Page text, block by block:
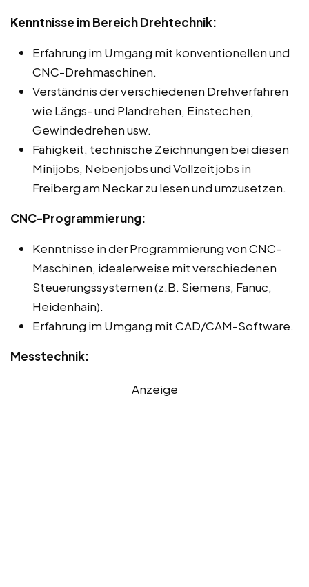
Kenntnisse im Bereich Drehtechnik:
Erfahrung im Umgang mit konventionellen und
CNC-Drehmaschinen.
Verständnis der verschiedenen Drehverfahren
wie Längs- und Plandrehen, Einstechen,
Gewindedrehen usw.
Fähigkeit, technische Zeichnungen bei diesen
Minijobs, Nebenjobs und Vollzeitjobs in
Freiberg am Neckar zu lesen und umzusetzen.
CNC-Programmierung:
Kenntnisse in der Programmierung von CNC-
Maschinen, idealerweise mit verschiedenen
Steuerungssystemen (z.B. Siemens, Fanuc,
Heidenhain).
Erfahrung im Umgang mit CAD/CAM-Software.
Messtechnik:
Anzeige